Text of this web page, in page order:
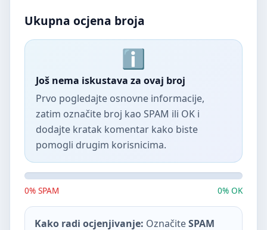
Ukupna ocjena broja
Još nema iskustava za ovaj broj
Prvo pogledajte osnovne informacije,
zatim označite broj kao SPAM ili OK i
dodajte kratak komentar kako biste
pomogli drugim korisnicima.
0% SPAM 0% OK
Kako radi ocjenjivanje: OznačiteSPAM